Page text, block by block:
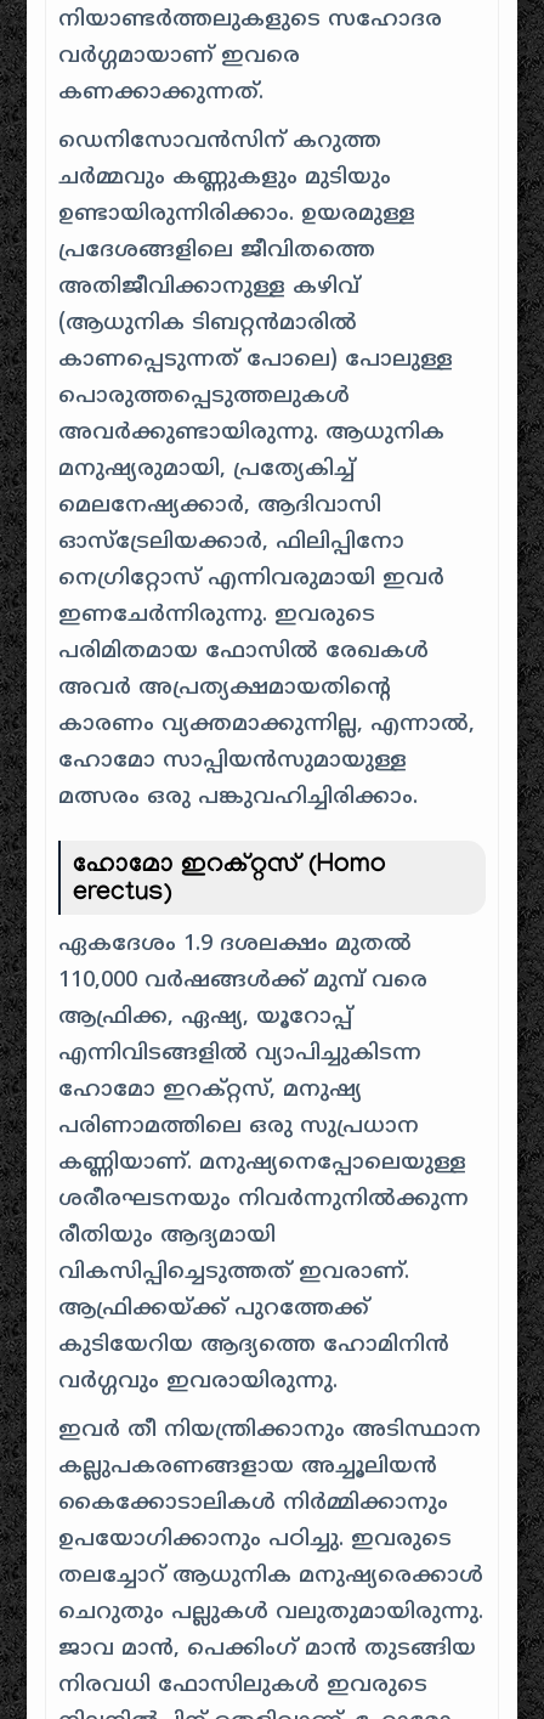
നിയാണ്ടർത്തലുകളുടെ സഹോദര
വർഗ്ഗമായാണ് ഇവരെ
കണക്കാക്കുന്നത്.
ഡെനിസോവൻസിന് കറുത്ത
ചർമ്മവും കണ്ണുകളും മുടിയും
ഉണ്ടായിരുന്നിരിക്കാം. ഉയരമുള്ള
പ്രദേശങ്ങളിലെ ജീവിതത്തെ
അതിജീവിക്കാനുള്ള കഴിവ്
(ആധുനിക ടിബറ്റൻമാരിൽ
കാണപ്പെടുന്നത് പോലെ) പോലുള്ള
പൊരുത്തപ്പെടുത്തലുകൾ
അവർക്കുണ്ടായിരുന്നു. ആധുനിക
മനുഷ്യരുമായി, പ്രത്യേകിച്ച്
മെലനേഷ്യക്കാർ, ആദിവാസി
ഓസ്‌ട്രേലിയക്കാർ, ഫിലിപ്പിനോ
നെഗ്രിറ്റോസ് എന്നിവരുമായി ഇവർ
ഇണചേർന്നിരുന്നു. ഇവരുടെ
പരിമിതമായ ഫോസിൽ രേഖകൾ
അവർ അപ്രത്യക്ഷമായതിന്റെ
കാരണം വ്യക്തമാക്കുന്നില്ല, എന്നാൽ,
ഹോമോ സാപ്പിയൻസുമായുള്ള
മത്സരം ഒരു പങ്കുവഹിച്ചിരിക്കാം.
ഹോമോ ഇറക്റ്റസ്(Homo
erectus)
ഏകദേശം 1.9 ദശലക്ഷം മുതൽ
110,000 വർഷങ്ങൾക്ക് മുമ്പ് വരെ
ആഫ്രിക്ക, ഏഷ്യ, യൂറോപ്പ്
എന്നിവിടങ്ങളിൽ വ്യാപിച്ചുകിടന്ന
ഹോമോ ഇറക്റ്റസ്, മനുഷ്യ
പരിണാമത്തിലെ ഒരു സുപ്രധാന
കണ്ണിയാണ്. മനുഷ്യനെപ്പോലെയുള്ള
ശരീരഘടനയും നിവർന്നുനിൽക്കുന്ന
രീതിയും ആദ്യമായി
വികസിപ്പിച്ചെടുത്തത് ഇവരാണ്.
ആഫ്രിക്കയ്ക്ക് പുറത്തേക്ക്
കുടിയേറിയ ആദ്യത്തെ ഹോമിനിൻ
വർഗ്ഗവും ഇവരായിരുന്നു.
ഇവർ തീ നിയന്ത്രിക്കാനും അടിസ്ഥാന
കല്ലുപകരണങ്ങളായ അച്ചൂലിയൻ
കൈക്കോടാലികൾ നിർമ്മിക്കാനും
ഉപയോഗിക്കാനും പഠിച്ചു. ഇവരുടെ
തലച്ചോറ് ആധുനിക മനുഷ്യരെക്കാൾ
ചെറുതും പല്ലുകൾ വലുതുമായിരുന്നു.
ജാവ മാൻ, പെക്കിംഗ് മാൻ തുടങ്ങിയ
നിരവധി ഫോസിലുകൾ ഇവരുടെ